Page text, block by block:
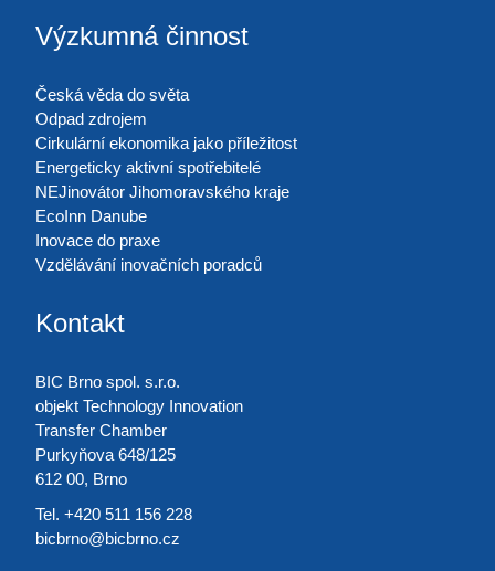
Výzkumná činnost
Česká věda do světa
Odpad zdrojem
Cirkulární ekonomika jako příležitost
Energeticky aktivní spotřebitelé
NEJinovátor Jihomoravského kraje
EcoInn Danube
Inovace do praxe
Vzdělávání inovačních poradců
Kontakt
BIC Brno spol. s.r.o.
objekt Technology Innovation
Transfer Chamber
Purkyňova 648/125
612 00, Brno
Tel. +420 511 156 228
bicbrno@bicbrno.cz